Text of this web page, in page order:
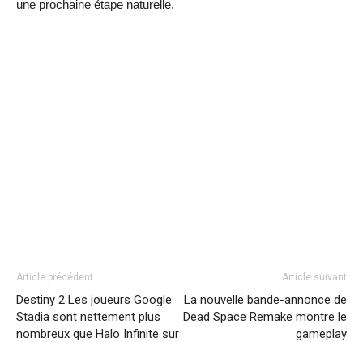
une prochaine étape naturelle.
Article précédent
Destiny 2 Les joueurs Google
Stadia sont nettement plus
nombreux que Halo Infinite sur
Article suivant
La nouvelle bande-annonce de
Dead Space Remake montre le
gameplay